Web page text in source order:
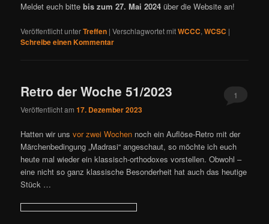
Meldet euch bittebis zum 27. Mai 2024 über die Website an!
Veröffentlicht unterTreffen |Verschlagwortet mitWCCC,WCSC |
Schreibe einen Kommentar
Retro der Woche 51/2023
Veröffentlicht am17. Dezember 2023
1
Hatten wir unsvor zwei Wochen noch ein Auflöse-Retro mit der
Märchenbedingung „Madrasi“ angeschaut, so möchte ich euch
heute mal wieder ein klassisch-orthodoxes vorstellen. Obwohl –
eine nicht so ganz klassische Besonderheit hat auch das heutige
Stück …